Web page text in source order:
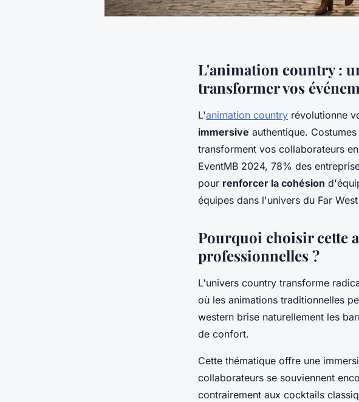
L'animation country :
transformer vos
L'animation country révolutionne
immersive authentique.
transforment vos collaborateurs
EventMB 2024, 78% des
pour renforcer la cohésion
équipes dans l'univers du Far
Pourquoi choisir cette
professionnelles ?
L'univers country transforme
où les animations traditionnelles
western brise naturellement les
de confort.
Cette thématique offre une
collaborateurs se souviennent
contrairement aux cocktails